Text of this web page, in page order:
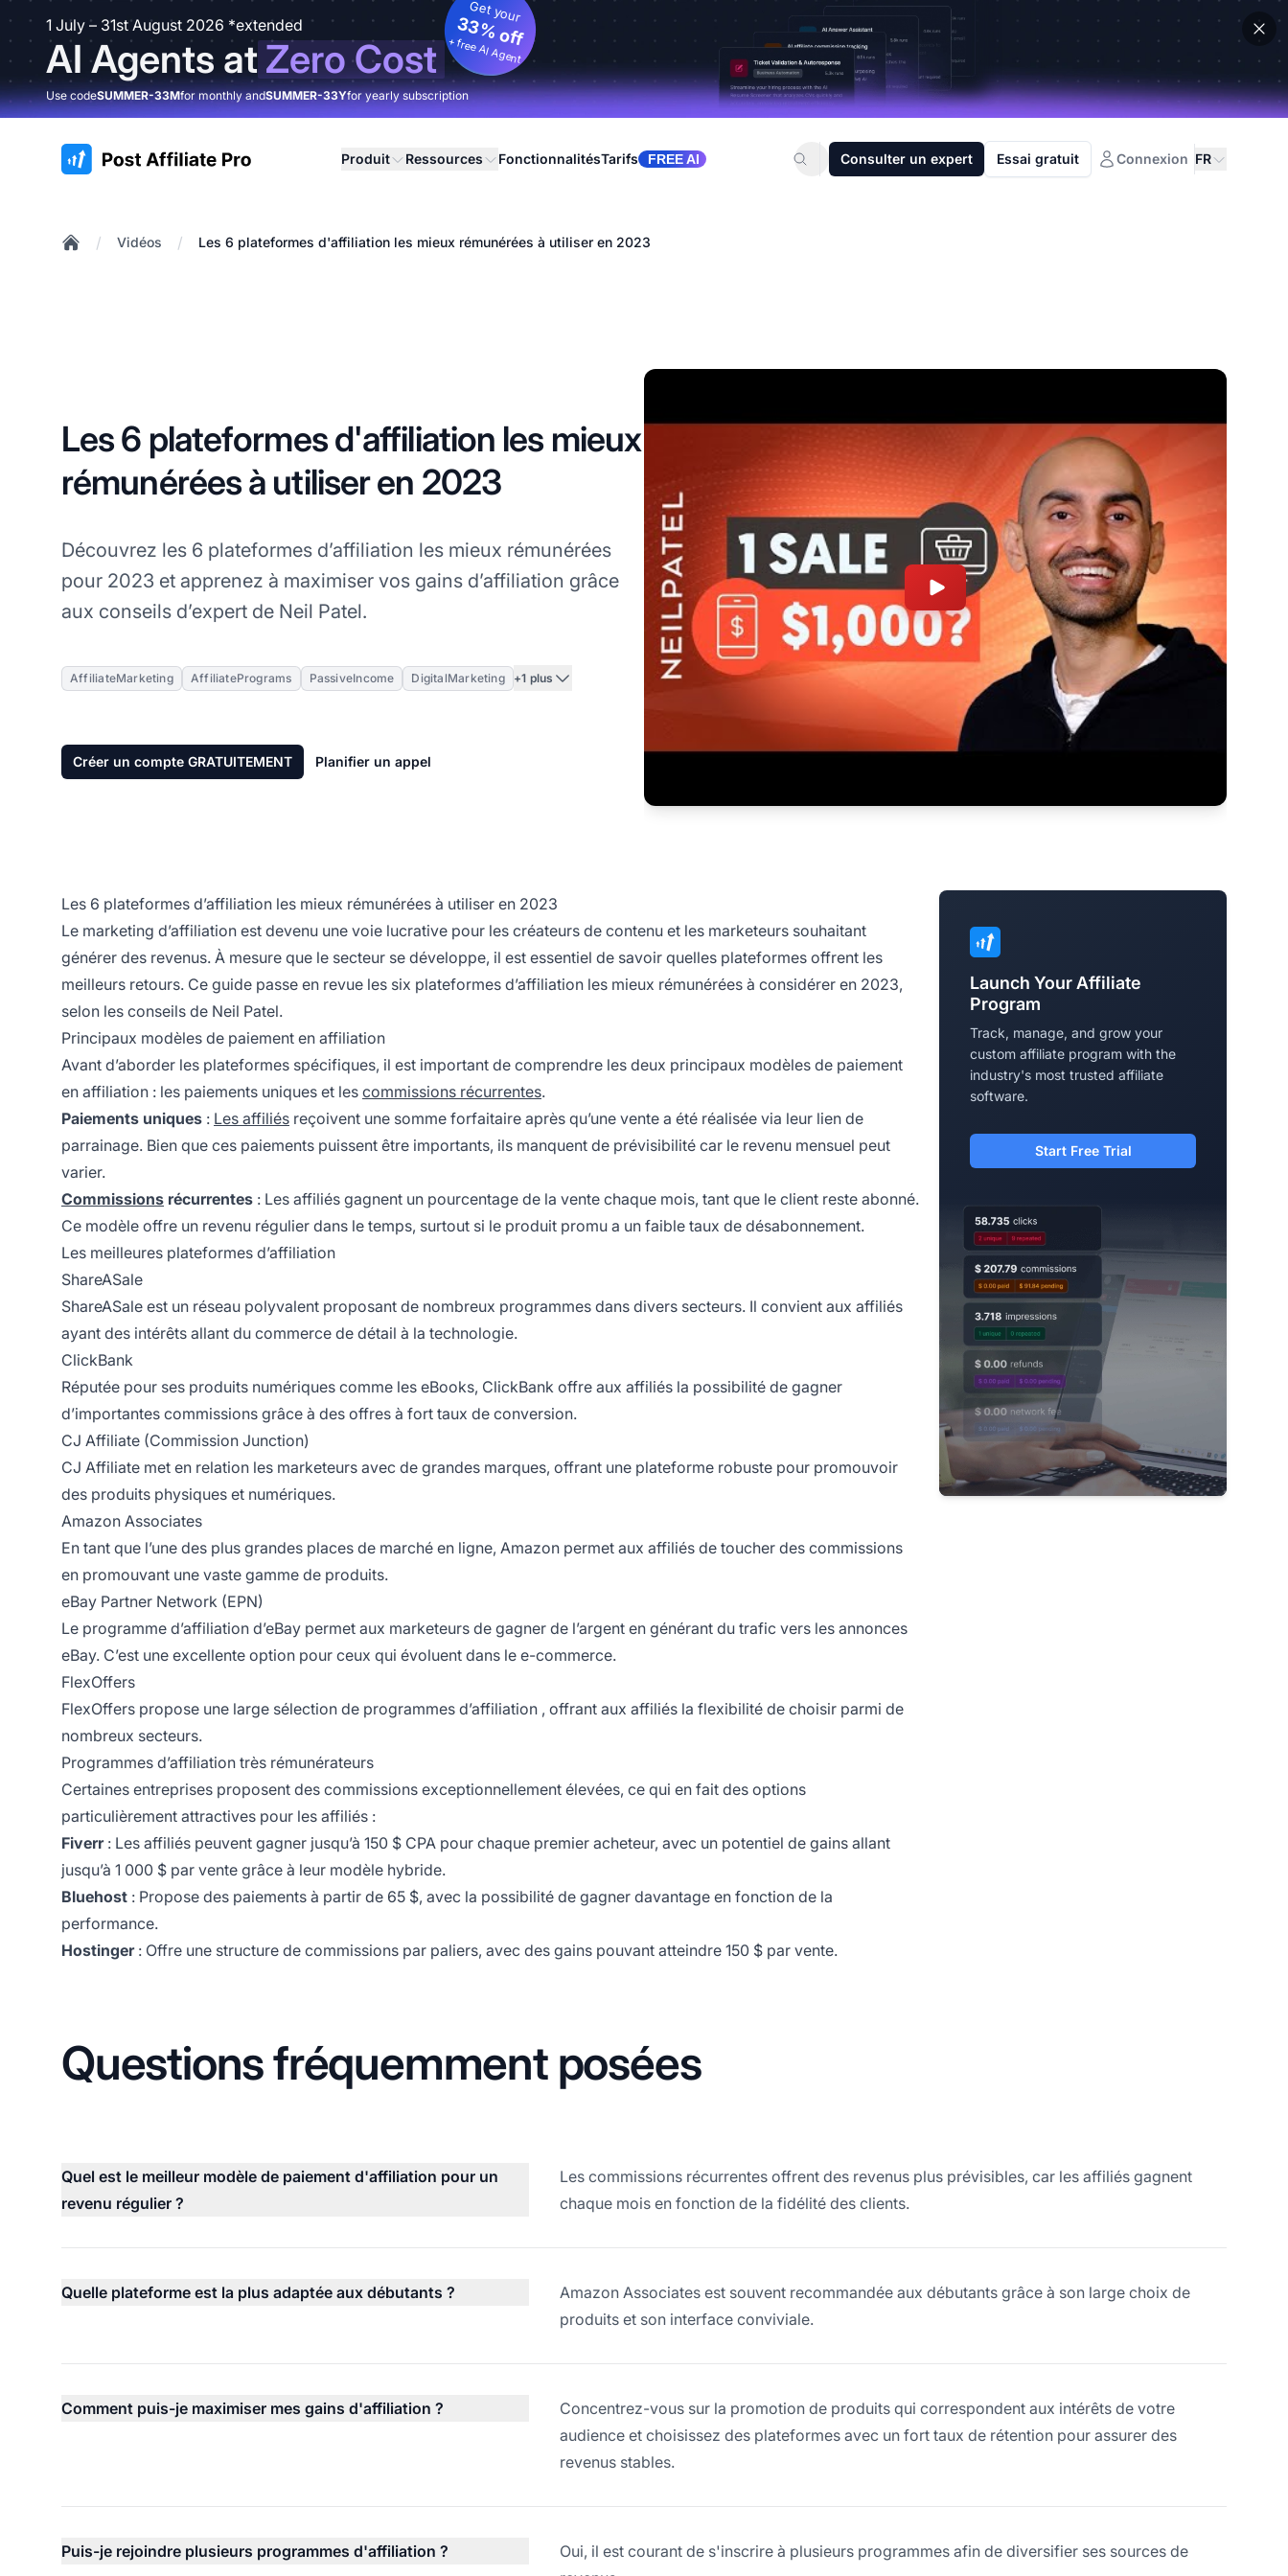
1 July – 31st August 2026 *extended
AI Agents atZero Cost
Get your
33% off
+ free AI Agent
Use codeSUMMER-33Mfor monthly andSUMMER-33Yfor yearly subscription
:site.title Produit Ressources FonctionnalitésTarifs FREE AI Consulter un expert Essai gratuit Connexion FR
/ Vidéos / Les 6 plateformes d'affiliation les mieux rémunérées à utiliser en 2023
Les 6 plateformes d'affiliation les mieux
rémunérées à utiliser en 2023
Découvrez les 6 plateformes d’affiliation les mieux rémunérées
pour 2023 et apprenez à maximiser vos gains d’affiliation grâce
aux conseils d’expert de Neil Patel.
AffiliateMarketing AffiliatePrograms PassiveIncome DigitalMarketing +1 plus
Créer un compte GRATUITEMENT Planifier un appel
Les 6 plateformes d’affiliation les mieux rémunérées à utiliser en 2023
Le marketing d’affiliation est devenu une voie lucrative pour les créateurs de contenu et les marketeurs souhaitant
générer des revenus. À mesure que le secteur se développe, il est essentiel de savoir quelles plateformes offrent les
meilleurs retours. Ce guide passe en revue les six plateformes d’affiliation les mieux rémunérées à considérer en 2023,
selon les conseils de Neil Patel.
Principaux modèles de paiement en affiliation
Avant d’aborder les plateformes spécifiques, il est important de comprendre les deux principaux modèles de paiement
en affiliation : les paiements uniques et les commissions récurrentes.
Paiements uniques : Les affiliés reçoivent une somme forfaitaire après qu’une vente a été réalisée via leur lien de
parrainage. Bien que ces paiements puissent être importants, ils manquent de prévisibilité car le revenu mensuel peut
varier.
Commissions récurrentes : Les affiliés gagnent un pourcentage de la vente chaque mois, tant que le client reste abonné.
Ce modèle offre un revenu régulier dans le temps, surtout si le produit promu a un faible taux de désabonnement.
Les meilleures plateformes d’affiliation
ShareASale
ShareASale est un réseau polyvalent proposant de nombreux programmes dans divers secteurs. Il convient aux affiliés
ayant des intérêts allant du commerce de détail à la technologie.
ClickBank
Réputée pour ses produits numériques comme les eBooks, ClickBank offre aux affiliés la possibilité de gagner
d’importantes commissions grâce à des offres à fort taux de conversion.
CJ Affiliate (Commission Junction)
CJ Affiliate met en relation les marketeurs avec de grandes marques, offrant une plateforme robuste pour promouvoir
des produits physiques et numériques.
Amazon Associates
En tant que l’une des plus grandes places de marché en ligne, Amazon permet aux affiliés de toucher des commissions
en promouvant une vaste gamme de produits.
eBay Partner Network (EPN)
Le programme d’affiliation d’eBay permet aux marketeurs de gagner de l’argent en générant du trafic vers les annonces
eBay. C’est une excellente option pour ceux qui évoluent dans le e-commerce.
FlexOffers
FlexOffers propose une large sélection de programmes d’affiliation , offrant aux affiliés la flexibilité de choisir parmi de
nombreux secteurs.
Programmes d’affiliation très rémunérateurs
Certaines entreprises proposent des commissions exceptionnellement élevées, ce qui en fait des options
particulièrement attractives pour les affiliés :
Fiverr: Les affiliés peuvent gagner jusqu’à 150 $ CPA pour chaque premier acheteur, avec un potentiel de gains allant
jusqu’à 1 000 $ par vente grâce à leur modèle hybride.
Bluehost : Propose des paiements à partir de 65 $, avec la possibilité de gagner davantage en fonction de la
performance.
Hostinger: Offre une structure de commissions par paliers, avec des gains pouvant atteindre 150 $ par vente.
Launch Your Affiliate
Program
Track, manage, and grow your
custom affiliate program with the
industry's most trusted affiliate
software.
Start Free Trial
Questions fréquemment posées
Quel est le meilleur modèle de paiement d'affiliation pour un
revenu régulier ?
Les commissions récurrentes offrent des revenus plus prévisibles, car les affiliés gagnent
chaque mois en fonction de la fidélité des clients.
Quelle plateforme est la plus adaptée aux débutants ?
Amazon Associates est souvent recommandée aux débutants grâce à son large choix de
produits et son interface conviviale.
Comment puis-je maximiser mes gains d'affiliation ?
Concentrez-vous sur la promotion de produits qui correspondent aux intérêts de votre
audience et choisissez des plateformes avec un fort taux de rétention pour assurer des
revenus stables.
Puis-je rejoindre plusieurs programmes d'affiliation ?
Oui, il est courant de s'inscrire à plusieurs programmes afin de diversifier ses sources de